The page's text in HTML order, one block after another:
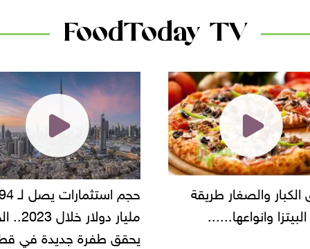
FoodToday TV
حجم استثمارات يصل لـ 94
مليار دولار خلال 2023.. الخليج
"أمن القاهرة" يضبط
شركة مطاعم استولى على
أموال المواطنين بزعم